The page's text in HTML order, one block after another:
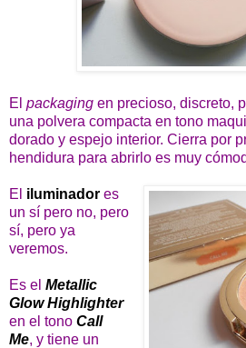
El packaging en precioso, discreto,
una polvera compacta en tono
dorado y espejo interior. Cierra por
hendidura para abrirlo es muy
El iluminador es
un sí pero no, pero
sí, pero ya
veremos.
Es el Metallic
Glow Highlighter
en el tono Call
Me, y tiene un